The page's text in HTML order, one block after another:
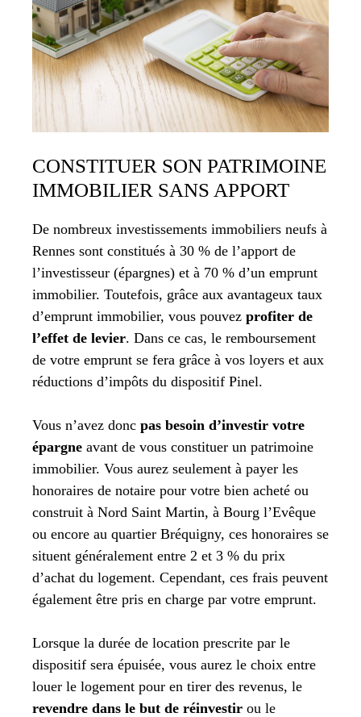
CONSTITUER SON PATRIMOINE
IMMOBILIER SANS APPORT
De nombreux investissements immobiliers neufs à
Rennes sont constitués à 30 % de l’apport de
l’investisseur (épargnes) et à 70 % d’un emprunt
immobilier. Toutefois, grâce aux avantageux taux
d’emprunt immobilier, vous pouvez profiter de
l’effet de levier. Dans ce cas, le remboursement
de votre emprunt se fera grâce à vos loyers et aux
réductions d’impôts du dispositif Pinel.
Vous n’avez donc pas besoin d’investir votre
épargne avant de vous constituer un patrimoine
immobilier. Vous aurez seulement à payer les
honoraires de notaire pour votre bien acheté ou
construit à Nord Saint Martin, à Bourg l’Evêque
ou encore au quartier Bréquigny, ces honoraires se
situent généralement entre 2 et 3 % du prix
d’achat du logement. Cependant, ces frais peuvent
également être pris en charge par votre emprunt.
Lorsque la durée de location prescrite par le
dispositif sera épuisée, vous aurez le choix entre
louer le logement pour en tirer des revenus, le
revendre dans le but de réinvestir ou le